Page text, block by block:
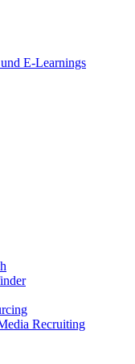
E-Learnings
Recruiting